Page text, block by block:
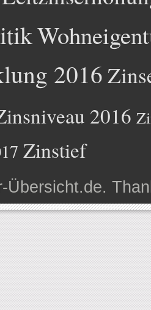
2016
2016
Zinstief
Übersicht.de.